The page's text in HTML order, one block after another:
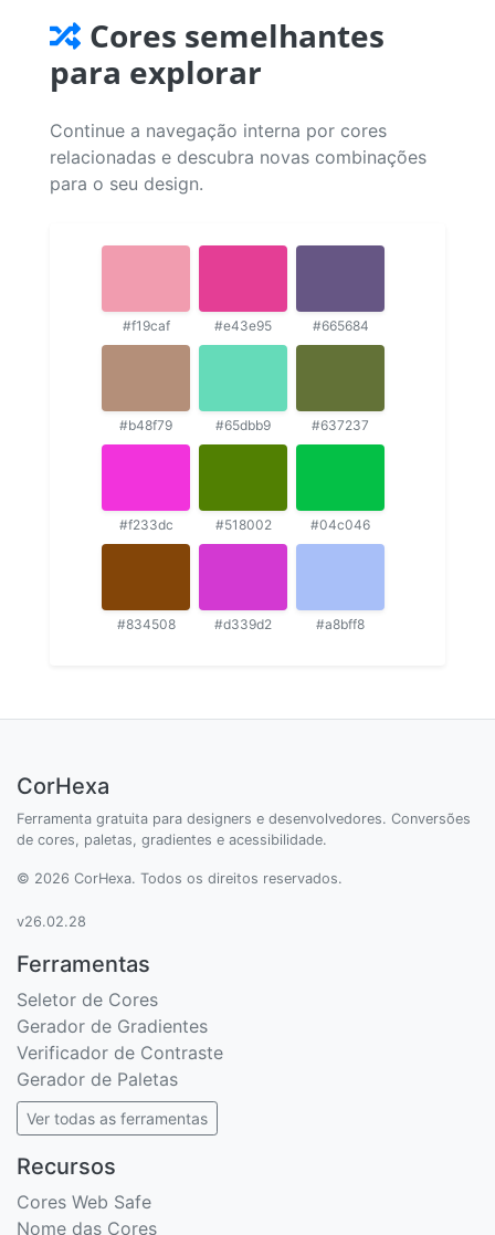
Cores semelhantes
para explorar
Continue a navegação interna por cores
relacionadas e descubra novas combinações
para o seu design.
#f19caf #e43e95 #665684
#b48f79 #65dbb9 #637237
#f233dc #518002 #04c046
#834508 #d339d2 #a8bff8
CorHexa
Ferramenta gratuita para designers e desenvolvedores. Conversões
de cores, paletas, gradientes e acessibilidade.
© 2026 CorHexa. Todos os direitos reservados.
v26.02.28
Ferramentas
Seletor de Cores
Gerador de Gradientes
Verificador de Contraste
Gerador de Paletas
Ver todas as ferramentas
Recursos
Cores Web Safe
Nome das Cores